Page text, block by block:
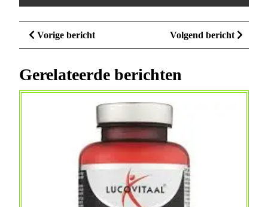
Berichtnavigatie
Vorige berichtVorige
bericht
Volgend bericht
bericht
Gerelateerde berichten